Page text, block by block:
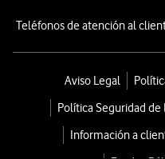
Teléfonos de atención al
Aviso Legal
Política Seguridad
Información a